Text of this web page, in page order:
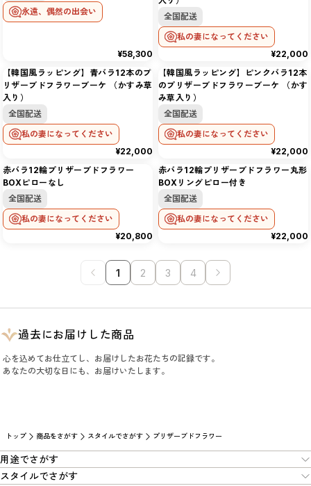
トップ 商品をさがす スタイルでさがす プリザーブドフラワー
永遠、偶然の出会い
¥58,300
全国配送
私の妻になってください
¥22,000
【韓国風ラッピング】青バラ12本のプ
リザーブドフラワーブーケ （かすみ草
入り）
全国配送
私の妻になってください
¥22,000
【韓国風ラッピング】ピンクバラ12本
のプリザーブドフラワーブーケ （かす
み草入り）
全国配送
私の妻になってください
¥22,000
赤バラ12輪プリザーブドフラワー
BOXピローなし
全国配送
私の妻になってください
¥20,800
赤バラ12輪プリザーブドフラワー丸形
BOXリングピロー付き
全国配送
私の妻になってください
¥22,000
1 2 3 4
過去にお届けした商品
心を込めてお仕立てし、お届けしたお花たちの記録です。
あなたの大切な日にも、お届けいたします。
用途でさがす
スタイルでさがす